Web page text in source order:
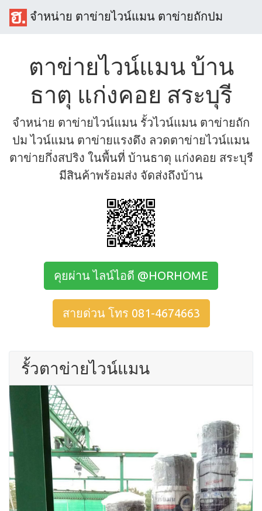
จำหน่าย ตาข่ายไวน์แมน ตาข่ายถักปม
ตาข่ายไวน์แมน บ้าน
ธาตุ แก่งคอย สระบุรี
จำหน่าย ตาข่ายไวน์แมน รั้วไวน์แมน ตาข่ายถัก
ปม ไวน์แมน ตาข่ายแรงดึง ลวดตาข่ายไวน์แมน
ตาข่ายกึ่งสปริง ในพื้นที่ บ้านธาตุ แก่งคอย สระบุรี
มีสินค้าพร้อมส่ง จัดส่งถึงบ้าน
คุยผ่าน ไลน์ไอดี @HORHOME
สายด่วน โทร 081-4674663
รั้วตาข่ายไวน์แมน